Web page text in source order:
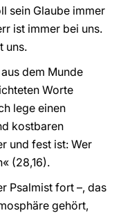
sein Glaube immer
ist immer bei uns.
uns.
dem Munde
Worte
lege einen
kostbaren
und fest ist: Wer
(28,16).
Psalmist fort –, das
gehört,